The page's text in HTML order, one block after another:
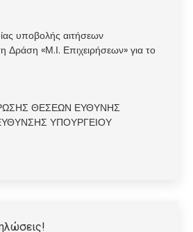
υποβολής αιτήσεων
Δράση «Μ.Ι. Επιχειρήσεων» για το
ΘΕΣΕΩΝ ΕΥΘΥΝΗΣ
ΥΠΟΥΡΓΕΙΟΥ